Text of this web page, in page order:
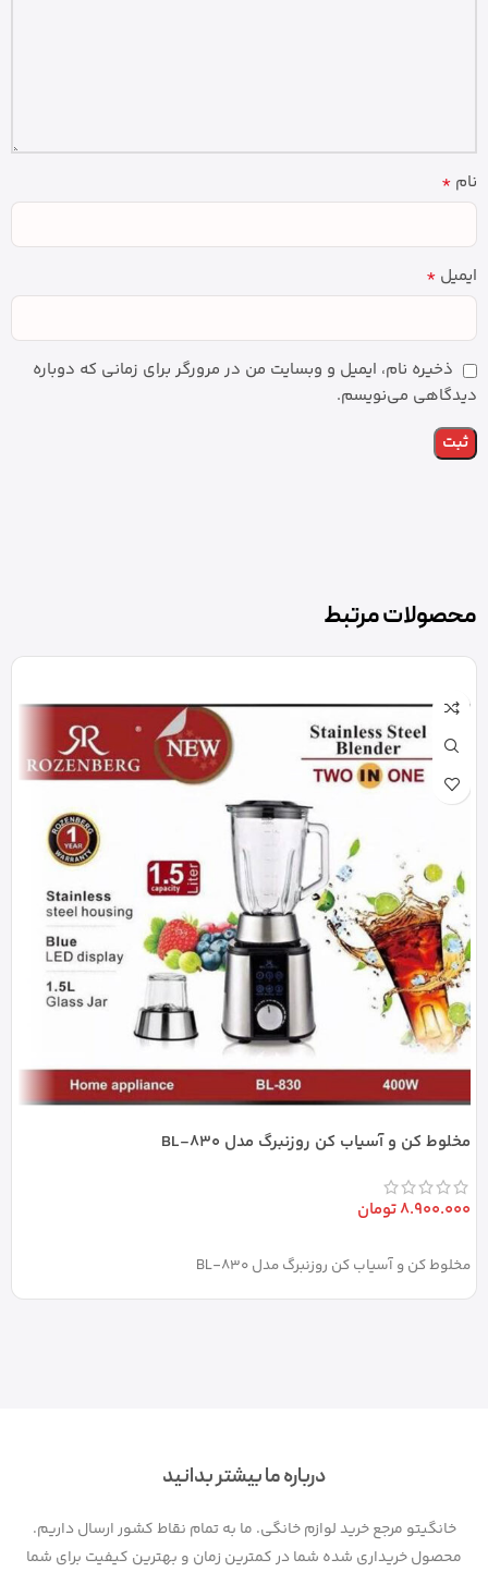
نام *
ایمیل *
ذخیره نام، ایمیل و وبسایت من در مرورگر برای زمانی که دوباره
دیدگاهی می‌نویسم.
محصولات مرتبط
مخلوط کن و آسیاب کن روزنبرگ مدل BL-830
8.900.000تومان
مخلوط کن و آسیاب کن روزنبرگ مدل BL-830
درباره ما بیشتر بدانید
خانگیتو مرجع خرید لوازم خانگی. ما به تمام نقاط کشور ارسال داریم.
محصول خریداری شده شما در کمترین زمان و بهترین کیفیت برای شما